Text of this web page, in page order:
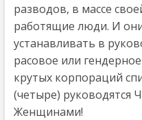
разводов, в массе
работящие люди. И
устанавливать в
расовое или
крутых корпораций
(четыре)
Женщинами!